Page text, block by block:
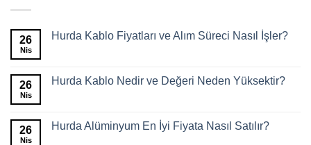
26
Nis
Hurda Kablo Fiyatları ve Alım Süreci Nasıl İşler?
26
Nis
Hurda Kablo Nedir ve Değeri Neden Yüksektir?
26
Nis
Hurda Alüminyum En İyi Fiyata Nasıl Satılır?